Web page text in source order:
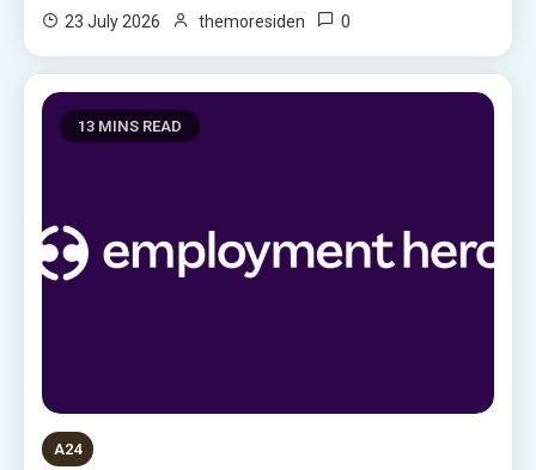
23 July 2026 themoresiden 0
13 MINS READ
A24